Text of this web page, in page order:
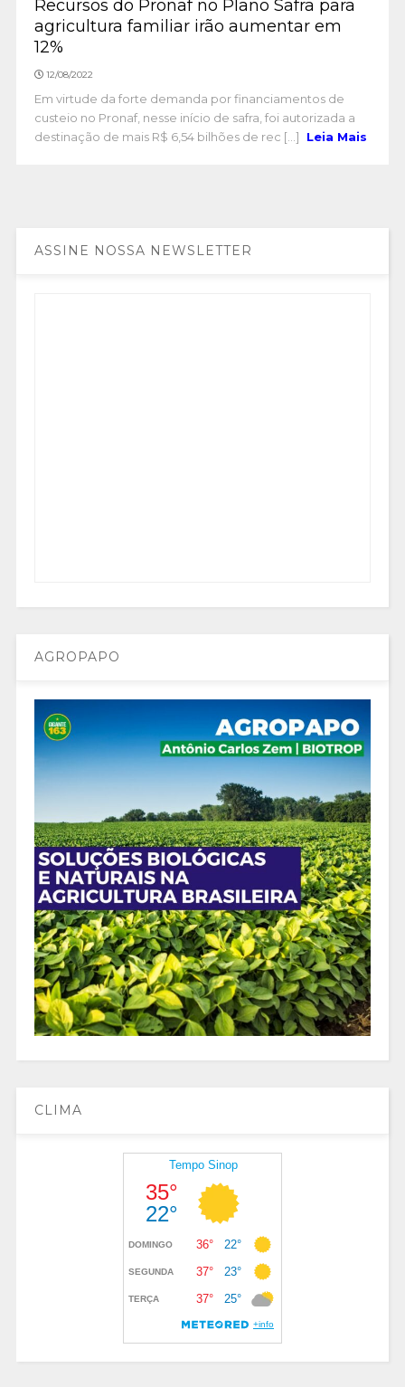
Recursos do Pronaf no Plano Safra para
agricultura familiar irão aumentar em
12%
12/08/2022
Em virtude da forte demanda por financiamentos de
custeio no Pronaf, nesse início de safra, foi autorizada a
destinação de mais R$ 6,54 bilhões de rec [...]
Leia Mais
ASSINE NOSSA NEWSLETTER
AGROPAPO
CLIMA